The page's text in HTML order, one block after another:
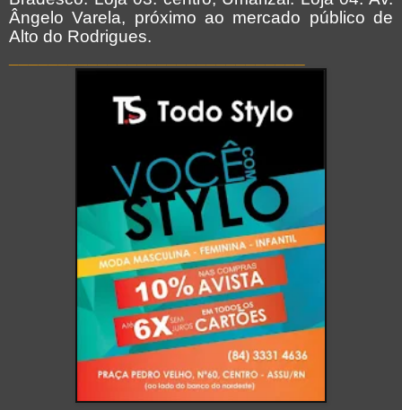
Ângelo Varela, próximo ao mercado público de
Alto do Rodrigues.